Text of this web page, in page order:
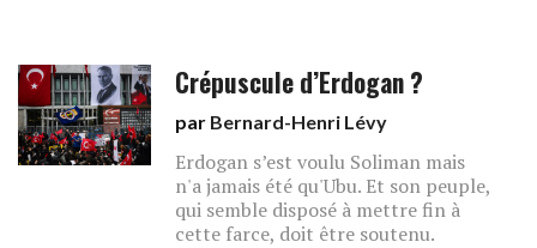
Crépuscule d’Erdogan ?
par Bernard-Henri Lévy
Erdogan s’est voulu Soliman mais
n'a jamais été qu'Ubu. Et son peuple,
qui semble disposé à mettre fin à
cette farce, doit être soutenu.